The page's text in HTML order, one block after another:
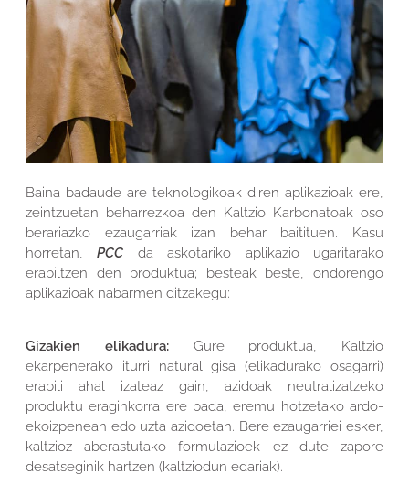
Baina badaude are teknologikoak diren aplikazioak ere,
zeintzuetan beharrezkoa den Kaltzio Karbonatoak oso
berariazko ezaugarriak izan behar baitituen. Kasu
horretan,PCC da askotariko aplikazio ugaritarako
erabiltzen den produktua; besteak beste, ondorengo
aplikazioak nabarmen ditzakegu:
Gizakien elikadura:Gure produktua, Kaltzio
ekarpenerako iturri natural gisa (elikadurako osagarri)
erabili ahal izateaz gain, azidoak neutralizatzeko
produktu eraginkorra ere bada, eremu hotzetako ardo-
ekoizpenean edo uzta azidoetan. Bere ezaugarriei esker,
kaltzioz aberastutako formulazioek ez dute zapore
desatseginik hartzen (kaltziodun edariak).